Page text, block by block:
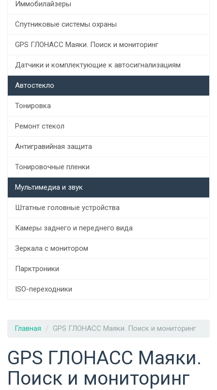
Иммобилайзеры
Спутниковые системы охраны
GPS ГЛОНАСС Маяки. Поиск и мониторинг
Датчики и комплектующие к автосигнализациям
Автостекло
Тонировка
Ремонт стекол
Антигравийная защита
Тонировочные пленки
Мультимедиа и звук
Штатные головные устройства
Камеры заднего и переднего вида
Зеркала с монитором
Парктроники
ISO-переходники
Главная GPS ГЛОНАСС Маяки. Поиск и мониторинг
GPS ГЛОНАСС Маяки.
Поиск и мониторинг